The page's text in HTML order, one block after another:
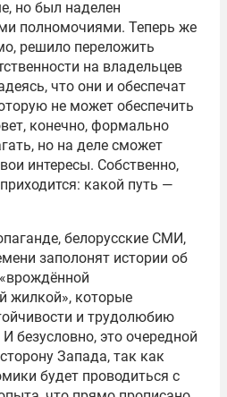
но был наделен
полномочиями. Теперь же
решило переложить
на владельцев
что они и обеспечат
не может обеспечить
конечно, формально
но на деле сможет
интересы. Собственно,
какой путь —
белорусские СМИ,
заполонят истории об
жилкой», которые
и трудолюбию
безусловно, это очередной
Запада, так как
будет проводиться с